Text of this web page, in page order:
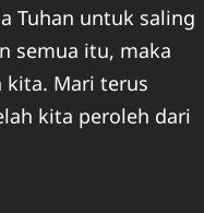
Tuhan untuk saling
semua itu, maka
kita. Mari terus
kita peroleh dari